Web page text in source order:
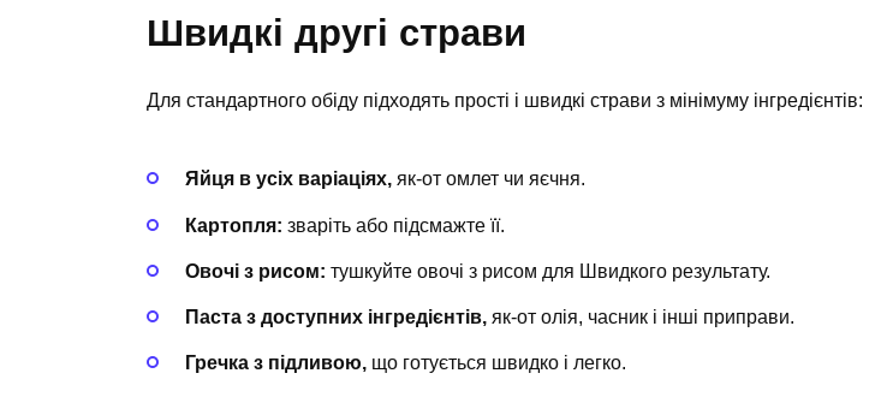
Швидкі другі страви
Для стандартного обіду підходять прості і швидкі страви з мінімуму інгредієнтів:
Яйця в усіх варіаціях, як-от омлет чи яєчня.
Картопля: зваріть або підсмажте її.
Овочі з рисом: тушкуйте овочі з рисом для Швидкого результату.
Паста з доступних інгредієнтів, як-от олія, часник і інші приправи.
Гречка з підливою, що готується швидко і легко.